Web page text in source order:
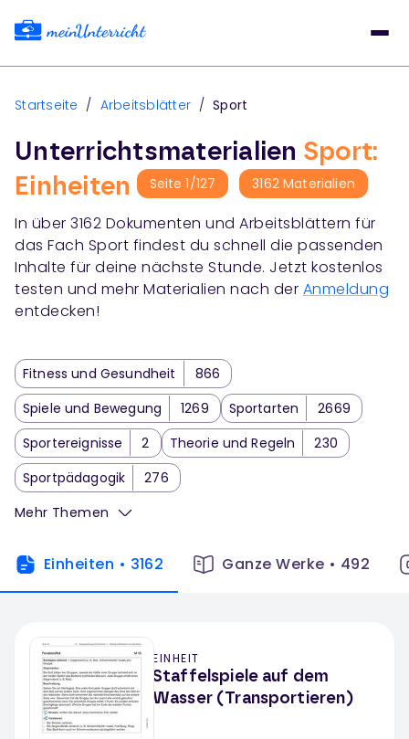
Startseite / Arbeitsblätter / Sport
Unterrichtsmaterialien Sport:
Einheiten
Seite1/127 3162 Materialien
In über 3162 Dokumenten und Arbeitsblättern für
das Fach Sport findest du schnell die passenden
Inhalte für deine nächste Stunde. Jetzt kostenlos
testen und mehr Materialien nach der Anmeldung
entdecken!
Fitness und Gesundheit
866
Spiele und Bewegung
1269 Sportarten
2669
Sportereignisse
2 Theorie und Regeln
230
Sportpädagogik
276
Mehr Themen
Einheiten • 3162 Ganze Werke • 492
EINHEIT
Staffelspiele auf dem
Wasser (Transportieren)